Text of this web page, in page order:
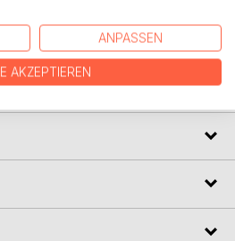
Die beiden Zwerge Nubnus und
Weg. Gemeinsam müssen
der ihnen mehr als
ANPASSEN
AKZEPTIEREN